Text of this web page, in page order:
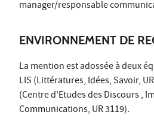
manager/responsable
ENVIRONNEMENT DE
La mention est adossée à deux
LIS (Littératures, Idées, Savoir,
(Centre d'Etudes des Discours ,
Communications, UR 3119).